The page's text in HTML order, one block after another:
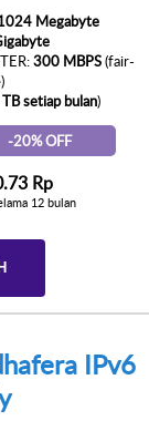
Megabyte
300 MBPS(fair-
setiap bulan)
-20% OFF
Rp
12 bulan
IPv6